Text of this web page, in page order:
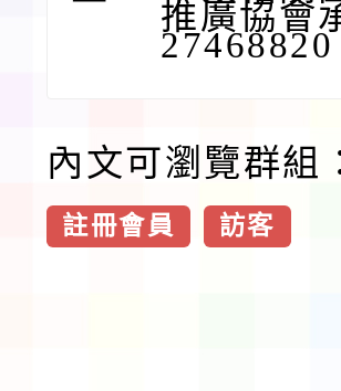
推廣協會
內文可瀏覽群組
註冊會員 訪客